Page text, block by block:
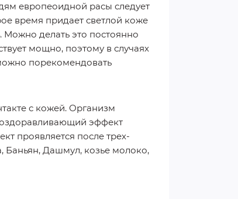
европеоидной расы следует
время придает светлой коже
Можно делать это постоянно
мощно, поэтому в случаях
порекомендовать
с кожей. Организм
оздоравливающий эффект
проявляется после трех-
Баньян, Дашмул, козье молоко,